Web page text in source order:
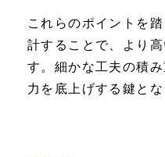
これらのポイントを
計することで、より
す。細かな工夫の積
力を底上げする鍵とな